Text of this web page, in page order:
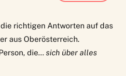
richtigen Antworten auf das
aus Oberösterreich.
die… sich über alles